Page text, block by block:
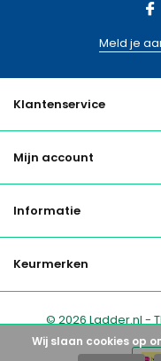
Meld je
Klantenservice
Mijn account
Informatie
Keurmerken
© 2026 Ladder.nl -
Wij slaan cookies op